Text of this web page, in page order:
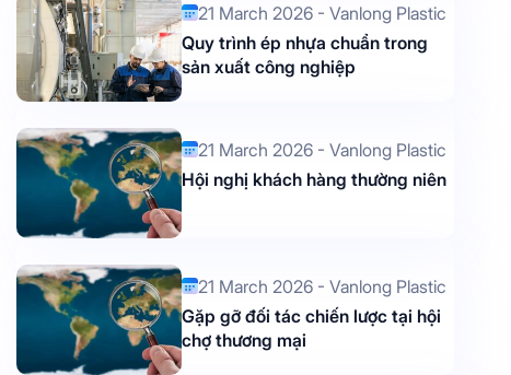
21 March 2026 - Vanlong Plastic
Quy trình ép nhựa chuẩn trong
sản xuất công nghiệp
21 March 2026 - Vanlong Plastic
Hội nghị khách hàng thường niên
21 March 2026 - Vanlong Plastic
Gặp gỡ đối tác chiến lược tại hội
chợ thương mại